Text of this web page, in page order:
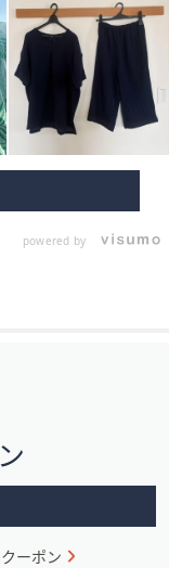
powered by
ーポン